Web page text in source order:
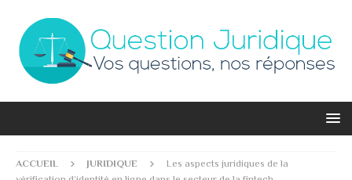
ACCUEIL JURIDIQUE
Les aspects juridiques de la